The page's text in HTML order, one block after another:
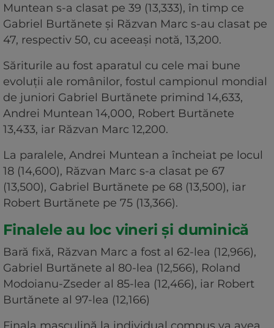
Muntean s-a clasat pe 39 (13,333), în timp ce
Gabriel Burtănete şi Răzvan Marc s-au clasat pe
47, respectiv 50, cu aceeaşi notă, 13,200.
Săriturile au fost aparatul cu cele mai bune
evoluţii ale românilor, fostul campionul mondial
de juniori Gabriel Burtănete primind 14,633,
Andrei Muntean 14,000, Robert Burtănete
13,433, iar Răzvan Marc 12,200.
La paralele, Andrei Muntean a încheiat pe locul
18 (14,600), Răzvan Marc s-a clasat pe 67
(13,500), Gabriel Burtănete pe 68 (13,500), iar
Robert Burtănete pe 75 (13,366).
Finalele au loc vineri și duminică
Bară fixă, Răzvan Marc a fost al 62-lea (12,966),
Gabriel Burtănete al 80-lea (12,566), Roland
Modoianu-Zseder al 85-lea (12,466), iar Robert
Burtănete al 97-lea (12,166)